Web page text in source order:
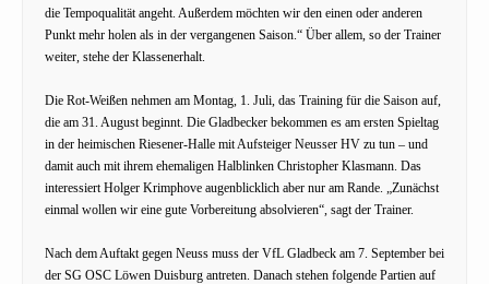
die Tempoqualität angeht. Außerdem möchten wir den einen oder anderen
Punkt mehr holen als in der vergangenen Saison.“ Über allem, so der Trainer
weiter, stehe der Klassenerhalt.
Die Rot-Weißen nehmen am Montag, 1. Juli, das Training für die Saison auf,
die am 31. August beginnt. Die Gladbecker bekommen es am ersten Spieltag
in der heimischen Riesener-Halle mit Aufsteiger Neusser HV zu tun – und
damit auch mit ihrem ehemaligen Halblinken Christopher Klasmann. Das
interessiert Holger Krimphove augenblicklich aber nur am Rande. „Zunächst
einmal wollen wir eine gute Vorbereitung absolvieren“, sagt der Trainer.
Nach dem Auftakt gegen Neuss muss der VfL Gladbeck am 7. September bei
der SG OSC Löwen Duisburg antreten. Danach stehen folgende Partien auf